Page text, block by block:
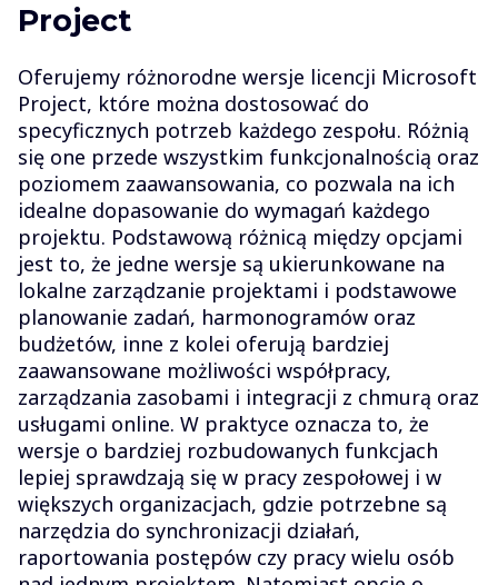
Project
Oferujemy różnorodne wersje licencji Microsoft
Project, które można dostosować do
specyficznych potrzeb każdego zespołu. Różnią
się one przede wszystkim funkcjonalnością oraz
poziomem zaawansowania, co pozwala na ich
idealne dopasowanie do wymagań każdego
projektu. Podstawową różnicą między opcjami
jest to, że jedne wersje są ukierunkowane na
lokalne zarządzanie projektami i podstawowe
planowanie zadań, harmonogramów oraz
budżetów, inne z kolei oferują bardziej
zaawansowane możliwości współpracy,
zarządzania zasobami i integracji z chmurą oraz
usługami online. W praktyce oznacza to, że
wersje o bardziej rozbudowanych funkcjach
lepiej sprawdzają się w pracy zespołowej i w
większych organizacjach, gdzie potrzebne są
narzędzia do synchronizacji działań,
raportowania postępów czy pracy wielu osób